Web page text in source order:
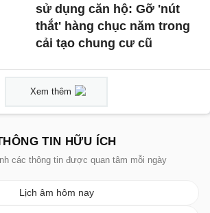
sử dụng căn hộ: Gỡ 'nút
thắt' hàng chục năm trong
cải tạo chung cư cũ
Xem thêm
TIN HỮU ÍCH
các thông tin được quan tâm mỗi ngày
Lịch âm hôm nay